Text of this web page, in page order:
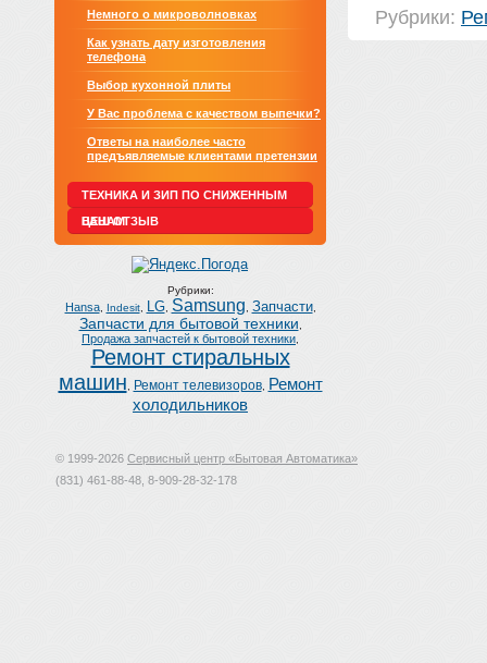
Немного о микроволновках
Как узнать дату изготовления
телефона
Выбор кухонной плиты
У Вас проблема с качеством выпечки?
Ответы на наиболее часто
предъявляемые клиентами претензии
ТЕХНИКА И ЗИП ПО СНИЖЕННЫМ
ЦЕНАМ
ВАШ ОТЗЫВ
Рубрики:
Hansa, Indesit, LG, Samsung Запчасти,
Запчасти для бытовой техники
Продажа запчастей к бытовой техники
Ремонт стиральных
машин
Ремонт телевизоров,
Ремонт
холодильников
Рубрики:
© 1999-2026 Сервисный центр «Бытовая Автоматика»
(831) 461-88-48, 8-909-28-32-178